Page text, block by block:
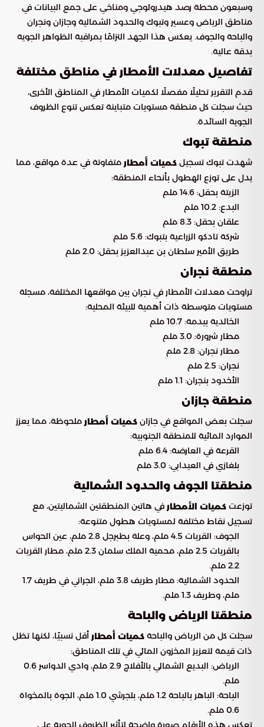
وسبعون محطة رصد هيدرولوجي ومناخي على جمع البيانات في
مناطق الرياض وعسير وتبوك والحدود الشمالية وجازان ونجران
والباحة والجوف. يعكس هذا الجهد التزامًا بمراقبة الظواهر الجوية
بدقة عالية.
تفاصيل معدلات الأمطار في مناطق مختلفة
قدم التقرير تحليلًا مفصلًا لكميات الأمطار في المناطق الأخرى،
حيث سجلت كل منطقة مستويات متباينة تعكس تنوع الظروف
الجوية السائدة.
منطقة تبوك
شهدت تبوك تسجيل كميات أمطار متفاوتة في عدة مواقع، مما
يدل على توزع الهطول بأنحاء المنطقة:
الزيتة بحقل: 14.6 ملم
البدع: 10.2 ملم
علقان بحقل: 8.3 ملم
شركة تادكو الزراعية بتبوك: 5.6 ملم
طريق الأمير سلطان بن عبدالعزيز بحقل: 2.0 ملم
منطقة نجران
تراوحت معدلات الأمطار في نجران بين مواقعها المختلفة، مسجلة
مستويات متوسطة ذات أهمية للبيئة المحلية:
الخالدية بيدمة: 10.7 ملم
مطار شرورة: 3.0 ملم
مطار نجران: 2.8 ملم
نجران: 2.5 ملم
الأخدود بنجران: 1.1 ملم
منطقة جازان
سجلت بعض المواقع في جازان كميات أمطار ملحوظة، مما يعزز
الموارد المائية للمنطقة الجنوبية:
القرعة في العارضة: 6.4 ملم
بلغازي في العيدابي: 3.0 ملم
منطقتا الجوف والحدود الشمالية
توزعت كميات الأمطار في هاتين المنطقتين الشماليتين، مع
تسجيل نقاط مختلفة لمستويات هطول متنوعة:
الجوف: القريات 4.5 ملم، وعلة بطبرجل 2.8 ملم، عين الحواس
بالقريات 2.5 ملم، محمية الملك سلمان 2.3 ملم، مطار القريات
2.2 ملم.
الحدود الشمالية: مطار طريف 3.8 ملم، الجراني في طريف 1.7
ملم، وطريف 1.3 ملم.
منطقتا الرياض والباحة
سجلت كل من الرياض والباحة كميات أمطار أقل نسبيًا، لكنها تظل
ذات قيمة لتعزيز المخزون المائي في تلك المناطق:
الرياض: البديع الشمالي بالأفلاج 2.9 ملم، وادي الدواسر 0.6
ملم.
الباحة: الباهر بالباحة 1.2 ملم، بلجرشي 1.0 ملم، الجوة بالمخواة
0.6 ملم.
تعكس هذه الأرقام صورة واضحة لتأثير الظروف الجوية على